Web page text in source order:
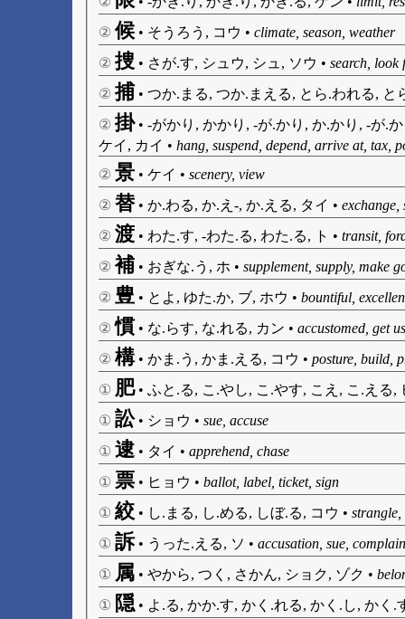
② 候 • そうろう, コウ • climate, season, weather
② 捜 • さが.す, シュウ, シュ, ソウ • search, look
② 捕 • つか.まる, つか.まえる, とら.われる, と
② 掛• -がかり, かかり, -が.かり, か.かり, -が.
ケイ, カイ • hang, suspend, depend, arrive at, tax,
② 景 • ケイ • scenery, view
② 替• か.わる, か.え-, か.える, タイ • exchange,
② 渡 • わた.す, -わた.る, わた.る, ト • transit,
② 補 • おぎな.う, ホ • supplement, supply, make
② 豊 • とよ, ゆた.か, ブ, ホウ • bountiful,
② 慣 • な.らす, な.れる, カン • accustomed, get
② 構• かま.う, かま.える, コウ • posture, build,
① 肥• ふと.る, こ.やし, こ.やす, こえ, こ.える,
① 訟• ショウ • sue, accuse
① 逮 • タイ • apprehend, chase
① 票 • ヒョウ • ballot, label, ticket, sign
① 絞 • し.まる, し.める, しぼ.る, コウ •
① 訴• うった.える, ソ • accusation, sue,
① 属 • やから, つく, さかん, ショク, ゾク •
① 隠 • よ.る, かか.す, かく.れる, かく.し, かく.